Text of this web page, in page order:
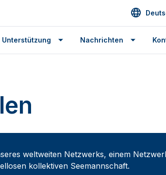
Nachrichten
weltweiten Netzwerks, einem
kollektiven Seemannschaft.